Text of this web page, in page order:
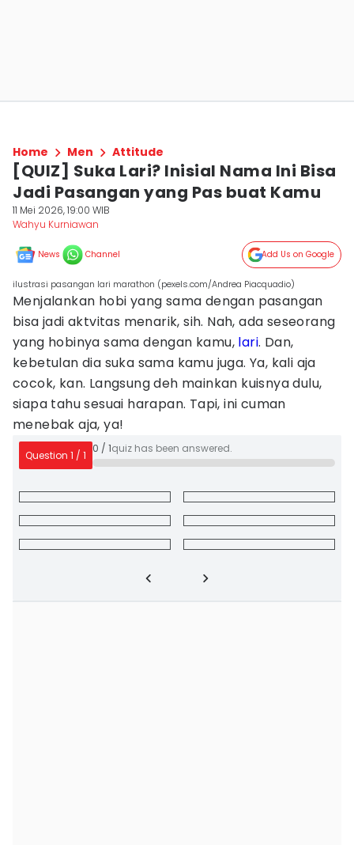
Home Men Attitude
[QUIZ] Suka Lari? Inisial Nama Ini Bisa
Jadi Pasangan yang Pas buat Kamu
11 Mei 2026, 19:00 WIB
Wahyu Kurniawan
News Channel Add Us on Google
ilustrasi pasangan lari marathon (pexels.com/Andrea Piacquadio)
Menjalankan hobi yang sama dengan pasangan
bisa jadi aktvitas menarik, sih. Nah, ada seseorang
yang hobinya sama dengan kamu, lari. Dan,
kebetulan dia suka sama kamu juga. Ya, kali aja
cocok, kan. Langsung deh mainkan kuisnya dulu,
siapa tahu sesuai harapan. Tapi, ini cuman
menebak aja, ya!
Question 1 / 1
0 / 1quiz has been answered.